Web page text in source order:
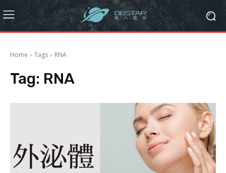
Home Tags RNA
Tag: RNA